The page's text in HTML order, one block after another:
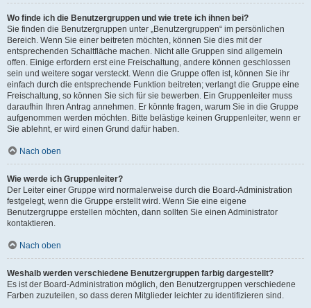
Wo finde ich die Benutzergruppen und wie trete ich ihnen bei?
Sie finden die Benutzergruppen unter „Benutzergruppen“ im persönlichen
Bereich. Wenn Sie einer beitreten möchten, können Sie dies mit der
entsprechenden Schaltfläche machen. Nicht alle Gruppen sind allgemein
offen. Einige erfordern erst eine Freischaltung, andere können geschlossen
sein und weitere sogar versteckt. Wenn die Gruppe offen ist, können Sie ihr
einfach durch die entsprechende Funktion beitreten; verlangt die Gruppe eine
Freischaltung, so können Sie sich für sie bewerben. Ein Gruppenleiter muss
daraufhin Ihren Antrag annehmen. Er könnte fragen, warum Sie in die Gruppe
aufgenommen werden möchten. Bitte belästige keinen Gruppenleiter, wenn er
Sie ablehnt, er wird einen Grund dafür haben.
Nach oben
Wie werde ich Gruppenleiter?
Der Leiter einer Gruppe wird normalerweise durch die Board-Administration
festgelegt, wenn die Gruppe erstellt wird. Wenn Sie eine eigene
Benutzergruppe erstellen möchten, dann sollten Sie einen Administrator
kontaktieren.
Nach oben
Weshalb werden verschiedene Benutzergruppen farbig dargestellt?
Es ist der Board-Administration möglich, den Benutzergruppen verschiedene
Farben zuzuteilen, so dass deren Mitglieder leichter zu identifizieren sind.